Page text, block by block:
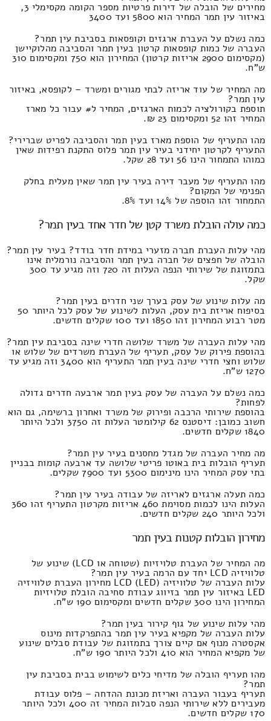
מחירים של הובלה של דירות פרטיות מספר הקומה מקסימלי 3,
באיזור עין תמר המחיר הוא 5800 ועד 3400
כמה נשלם על העברת ארגזים וקופסאות בסביבת עין תמר?
העברה של כמות קופסאות קרטון בעין תמר והסביבה מהלוקיישן
(מקסימום 2900 אריזות קרטון) המחירון הוא 750 ומקסימום 310
ש"ח.
מה המחיר של עוד אריזה לבתי מגורים ומשרד – לקופסא, באיזור
עין תמר?
תוספת בקורולציה לכמות הארגזים, המחיר ל# עבור כל מארז
המחיר זהו 52 ומקסימום 23 ₪.
מהו התעריף של הוספת מארז בעין תמר והסביבה לפריט שברירי?
התעריף לקרטון יחידני בעיר עין תמר פלוס התקנת רפידות שאין
כמוהו התמחור הינו 56 ועד 28 שקל.
מהו התעריף של מעבר דירה בעיר עין תמר שאין מעלית בחלק
הפנימי של המקום?
התמחור זהו הוספה של 14% ועד 8%.
כמה עולה הובלת משרד קטן של חדר אחד בעין תמר?
מהי עלות העברת חברה מזערי במידת חדר בודד? בעיר עין תמר?
הובלה של חפצים של חברה בעין תמר והסביבה נורמלית אינו
בתמזוגת של שירותי הנפה העלות זה 720 וזה מגיע עד 300
שקל.
מה עלות שינוע של עסק בערך שני חדרים בעין תמר?
בסיפוח אריזת בית עסק, העלות לשינוע של עסק לכל היותר 50
מטר רבוע המחירון זהו 1850 ועד 100 שקלים חדשים.
מהי עלות העברה של משרד שלושה חדרי שינה בסביבת עין תמר?
בהוספת פירוק של עסק, תעריף של העברת משרדים של שלוש או
שלוש וחצי חדרי שינה בעין תמר התעריף הוא 3400 וזה מגיע עד
1270 ש"ח.
כמה נשלם על העברה של עסק בעין תמר ארבעה חדרים גדולה
לפחות?
בהוספת שירותי הרכבה ופירוק של משרד ואחרון ברשימה, גם הוא
חשוב כמובן: דיסטנס 62 קילומטר העלות זה 3750 ולכל היותר
1840 שקלים חדשים.
מה מחיר העברה של מגדל מחסנים בעיר עין תמר?
תעריף הובלות בית באוטו פריטי שלושה עד ארבעה קומות בבניין
בתי עסק המחיר הינו מינימום 5300 ועד 7900 שקלים.
כמה תעלה ארגזים לאריזה של עבודה בעיר עין תמר?
העלות הינו לכמות מסוימת 460 אריזות מקרטון התעריף זהו 360
ולכל היותר 240 שקלים חדשים.
מחירון הובלות קטנות בעין תמר
מה המחיר של העברת טלויזיות (שטוחה או LCD) שינוע של
טלוויזיה LCD יחד עם הרמה בעיר עין תמר?
עלות העברה של טלוויזיה LCD (LED) מחירון העברת טלוויזיה
LED באיזור עין תמר בזיווג עבודת סחיבה הובלת טלויזיות
המחירון הינו 300 שקלים חדשים ומקסימום 190 ש"ח.
מהי עלות שינוע של גוף קירור בעין תמר?
עלות העברה של מקפיא בעיר עין תמר בהתפרקדות מינוס
אקסטרה מנוף אם קיים צורך בתמזוגת של עבודת סבלים שינוע
של מקפיא המחיר הוא 410 ולכל היותר 190 ש"ח.
מהו תעריף הובלה של מדיחי כלים לשימוש בבית בסביבת עין
תמר?
תעריף בעבור העברה ואריזת מכונת ההדחה – פלוס עבודת
מעבירים ללא שירותי הנפה סבלות המחיר זה 400 ולכל היותר
170 שקלים חדשים.